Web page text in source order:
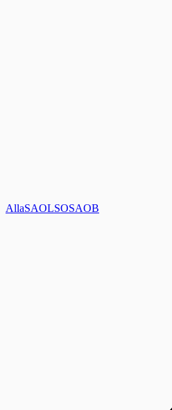
AllaSAOLSOSAOB